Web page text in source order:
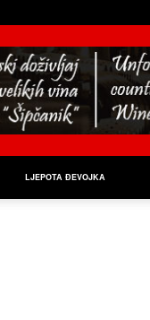
LJEPOTA ĐEVOJKA